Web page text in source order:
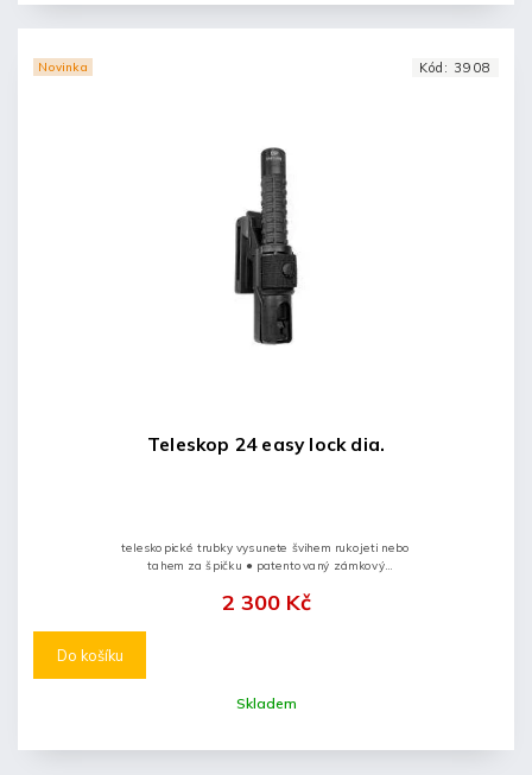
Novinka
Teleskop 24 easy lock dia.
Skladem
2 300 Kč
Do košíku
teleskopické trubky vysunete švihem rukojeti nebo
tahem za špičku ● patentovaný zámkový
koncovce a...
Kód: 3908